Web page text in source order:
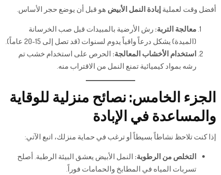
أفضل وقت لعملية إبادة النمل الأبيض هو قبل أن يوضع حجر الأساس.
معالجة التربة: رش الأرضية بالمبيدات قبل صب الخرسانة
(الميدة) يشكل درعاً واقياً يدوم لسنوات (قد تصل إلى 15-20 عاماً).
استخدام الأخشاب المعالجة: الحرص على استخدام خشب تم
رشه بمواد كيميائية تمنع النمل من الاقتراب منه.
الجزء الخامس: نصائح منزلية للوقاية
والمساعدة في الإبادة
إذا كنت تلاحظ نشاطاً بسيطاً أو ترغب في حماية منزلك، اتبع الآتي:
التخلص من الرطوبة: النمل الأبيض يعشق البيئة الرطبة. أصلح
تسربات المياه في المطابخ والحمامات فوراً.